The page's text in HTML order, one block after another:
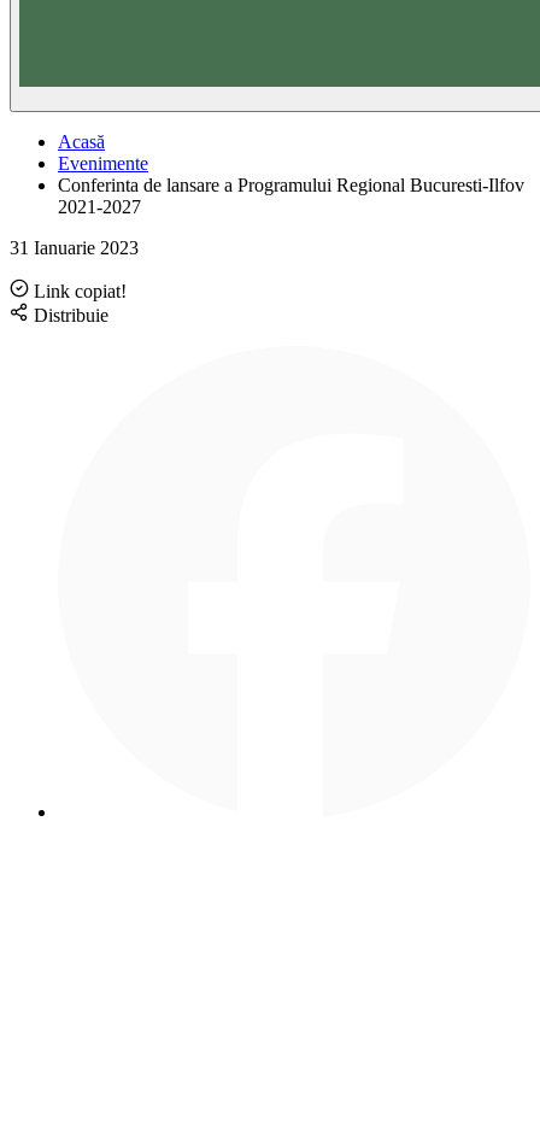
Acasă
Evenimente
Conferinta de lansare a Programului Regional Bucuresti-Ilfov
2021-2027
31 Ianuarie 2023
Link copiat!
Distribuie